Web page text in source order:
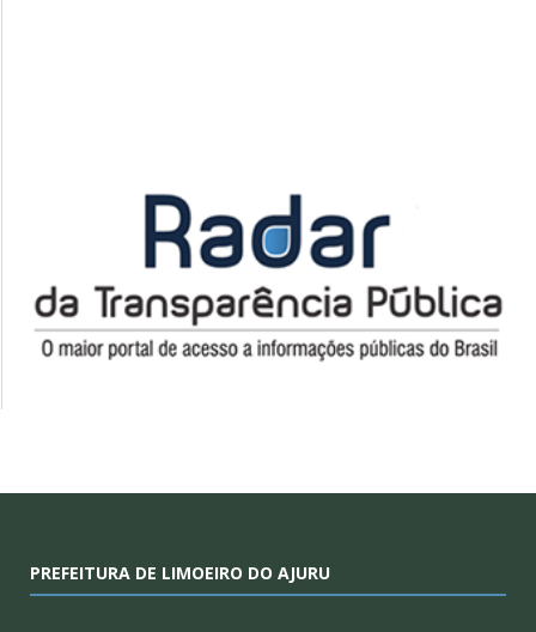
PREFEITURA DE LIMOEIRO DO AJURU